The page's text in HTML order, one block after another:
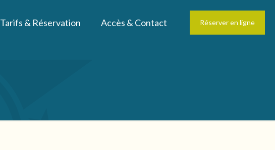
Tarifs & Réservation Accès & Contact Réserver en ligne